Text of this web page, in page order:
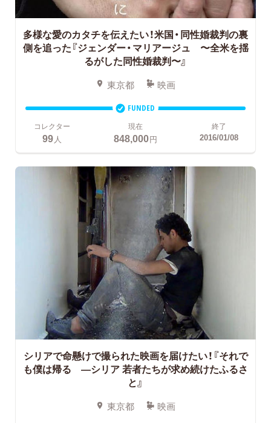
多様な愛のカタチを伝えたい！米国・同性婚裁判の裏
側を追った『ジェンダー・マリアージュ 〜全米を揺
るがした同性婚裁判〜』
東京都 映画
FUNDED
コレクター
99 人
現在
848,000円
終了
2016/01/08
シリアで命懸けで撮られた映画を届けたい！『それで
も僕は帰る —シリア 若者たちが求め続けたふるさ
と』
東京都 映画